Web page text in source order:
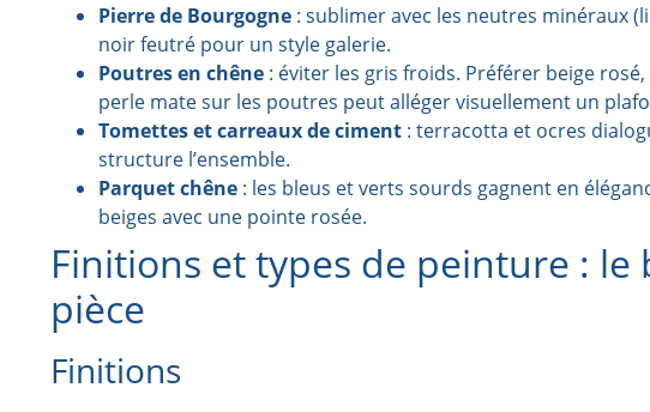
Pierre de Bourgogne : sublimer avec les neutres minéraux
noir feutré pour un style galerie.
Poutres en chêne : éviter les gris froids. Préférer beige
perle mate sur les poutres peut alléger visuellement un
Tomettes et carreaux de ciment : terracotta et ocres
structure l’ensemble.
Parquet chêne : les bleus et verts sourds gagnent en
beiges avec une pointe rosée.
Finitions et types de peinture : le
pièce
Finitions